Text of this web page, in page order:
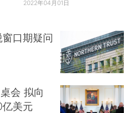
2022年04月01日
口期疑问
会 拟向
美元